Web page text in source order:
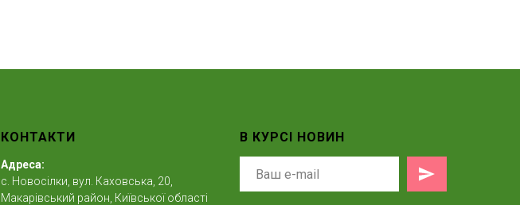
КОНТАКТИ
Адреса:
с. Новосілки, вул. Каховська, 20,
Макарівський район, Київської області
В КУРСІ НОВИН